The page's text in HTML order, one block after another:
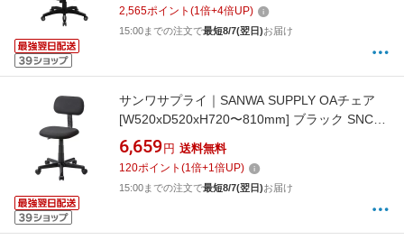
2,565ポイント (1倍+4倍UP)
15:00までの注文で最短8/7(翌日)お届け
サンワサプライ｜SANWA SUPPLY OAチェア
[W520xD520xH720〜810mm] ブラック SNC-
A1BK[SNCA1BK]
6,659 円 送料無料
120ポイント (1倍+1倍UP)
15:00までの注文で最短8/7(翌日)お届け